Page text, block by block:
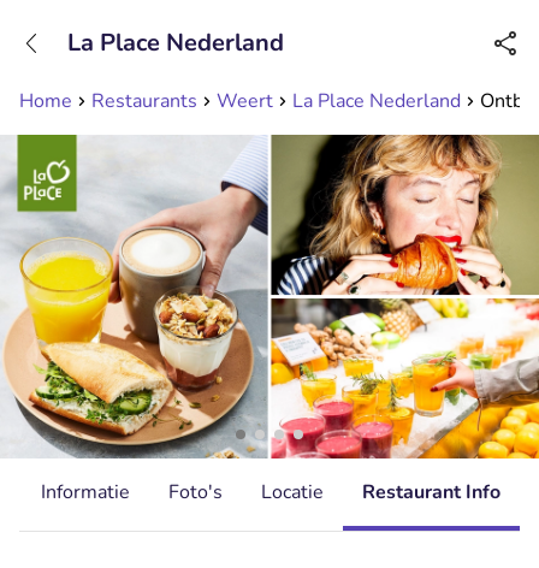
Bereikbaar tot 23:00 uur
Home Restaurants Weert La Place Nederland
La Place Nederland
Informatie Foto's Locatie Restaurant Info